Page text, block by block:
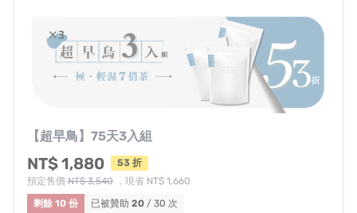
2️⃣ 非台灣本島因配送路途遙遠，須額外收取運費，詳細費用
歡迎先聊聊確認。
【超早鳥】75天3入組
NT$ 1,880
53 折
預定售價 NT$ 3,540 ，現省 NT$ 1,660
剩餘 10 份
已被贊助 20 / 30 次